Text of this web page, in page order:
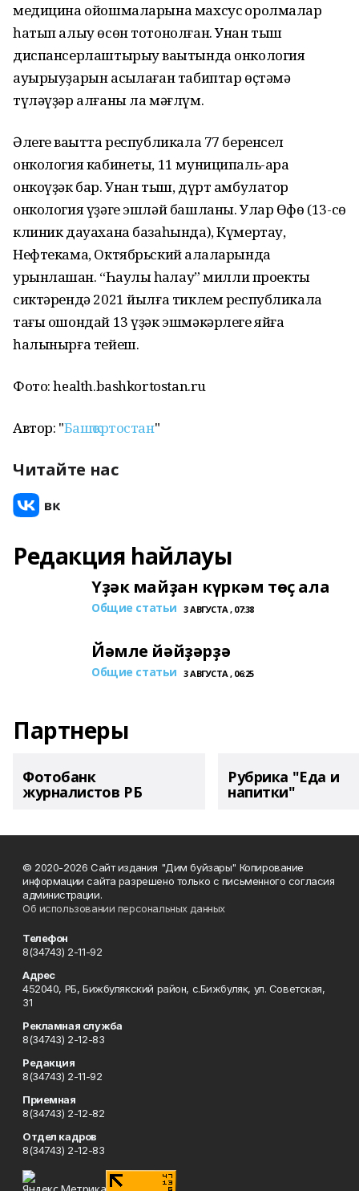
медицина ойошмаларына махсус ҡоролмалар
һатып алыу өсөн тотонолған. Унан тыш
диспансерлаштырыу ваҡытында онкология
ауырыуҙарын асыҡлаған табиптар өҫтәмә
түләүҙәр алғаны ла мәғлүм.
Әлеге ваҡытта республикала 77 беренсел
онкология кабинеты, 11 муниципаль-ара
онкоүҙәк бар. Унан тыш, дүрт амбулатор
онкология үҙәге эшләй башланы. Улар Өфө (13-сө
клиник дауахана базаһында), Күмертау,
Нефтекама, Октябрьский ҡалаларында
урынлашҡан. “Һаулыҡ һаҡлау” милли проекты
сиктәрендә 2021 йылға тиклем республикала
тағы ошондай 13 үҙәк эшмәкәрлеге яйға
һалынырға тейеш.
Фото: health.bashkortostan.ru
Автор: "Башҡортостан"
Читайте нас
Редакция һайлауы
Үҙәк майҙан күркәм төҫ ала
Общие статьи 3 АВГУСТА , 07:38
Йәмле йәйҙәрҙә
Общие статьи 3 АВГУСТА , 06:25
Партнеры
Фотобанк
журналистов РБ
Рубрика "Еда и
напитки"
© 2020-2026 Сайт издания "Дим буйзары" Копирование
информации сайта разрешено только с письменного согласия
администрации.
Об использовании персональных данных
Телефон
8(34743) 2-11-92
Адрес
452040, РБ, Бижбулякский район, с.Бижбуляк, ул. Советская,
31
Рекламная служба
8(34743) 2-12-83
Редакция
8(34743) 2-11-92
Приемная
8(34743) 2-12-82
Отдел кадров
8(34743) 2-12-83